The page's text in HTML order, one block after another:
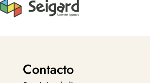
Contacto